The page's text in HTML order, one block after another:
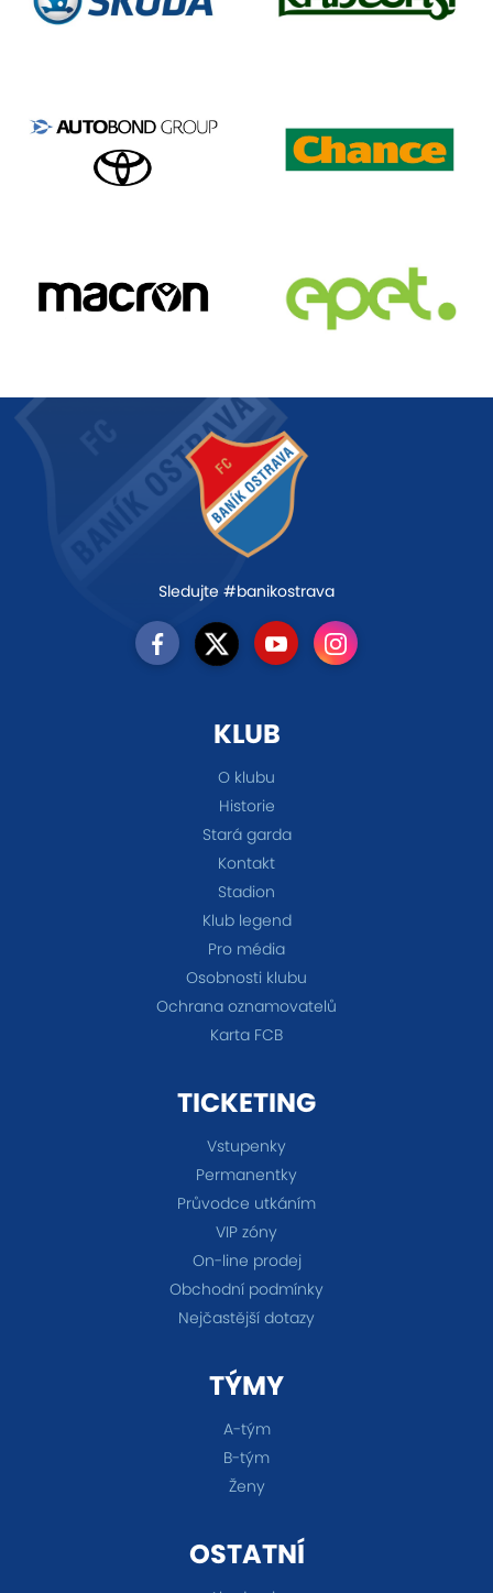
Sledujte #banikostrava
KLUB
O klubu
Historie
Stará garda
Kontakt
Stadion
Klub legend
Pro média
Osobnosti klubu
Ochrana oznamovatelů
Karta FCB
TICKETING
Vstupenky
Permanentky
Průvodce utkáním
VIP zóny
On-line prodej
Obchodní podmínky
Nejčastější dotazy
TÝMY
A-tým
B-tým
Ženy
OSTATNÍ